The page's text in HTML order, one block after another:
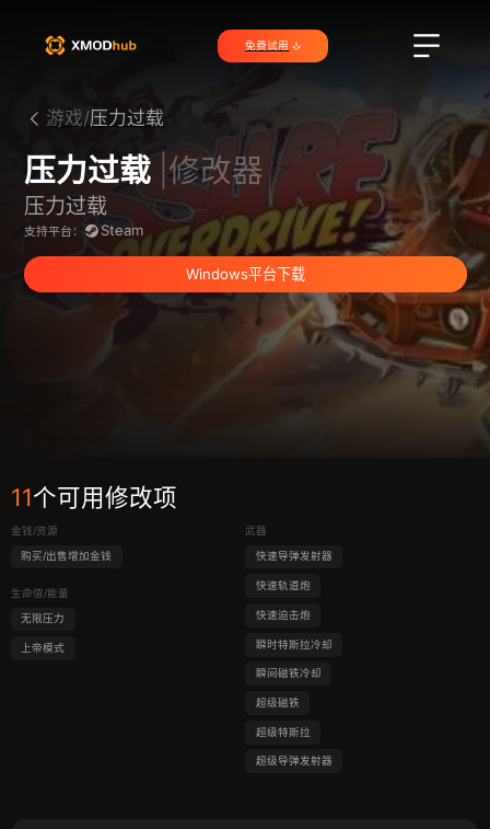
免费试用
游戏/压力过载
压力过载 |修改器
压力过载
支持平台： Steam
Windows平台下载
11个可用修改项
金钱/资源
购买/出售增加金钱
生命值/能量
无限压力
上帝模式
武器
快速导弹发射器
快速轨道炮
快速迫击炮
瞬时特斯拉冷却
瞬间磁铁冷却
超级磁铁
超级特斯拉
超级导弹发射器